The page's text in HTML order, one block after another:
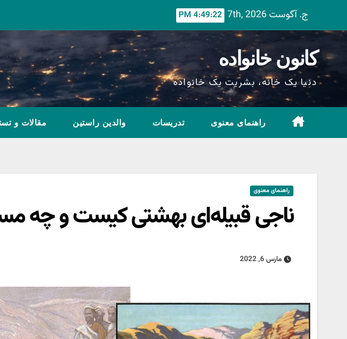
ج. آگوست 7th, 2026 4:49:24 PM
کانون خانواده
دنیا یک خانه، بشریت یک خانواده
راهنمای معنوی تدریسات والدین راستین مقالات و
راهنمای معنوی
ناجی قبیله‌ای بهشتی کیست و چه
مارس 6, 2022